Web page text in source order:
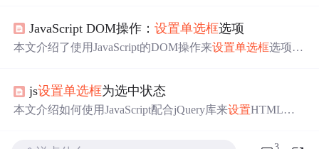
JavaScript DOM操作：设置单选框选项
本文介绍了使用JavaScript的DOM操作来设置单选框选项的
件选择，同时要确保索引值在有效范围内。
js设置单选框为选中状态
本文介绍如何使用JavaScript配合jQuery库来设置HTML页